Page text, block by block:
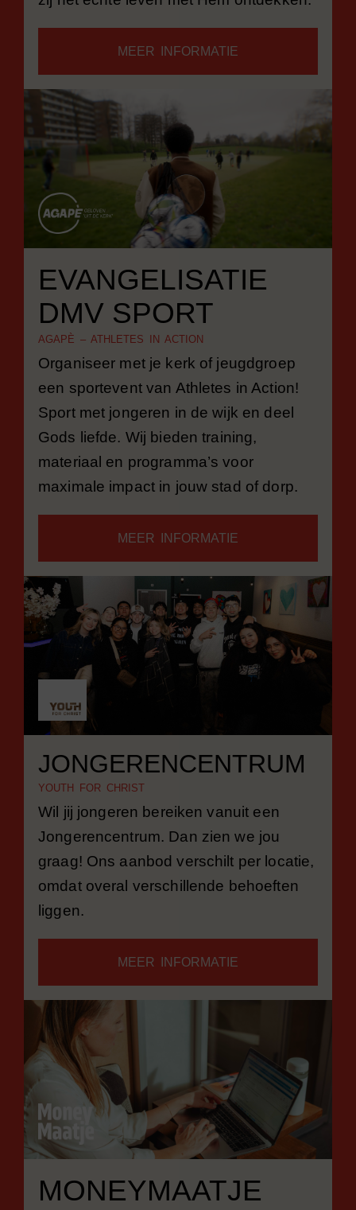
MEER INFORMATIE
EVANGELISATIE
DMV SPORT
AGAPÈ – ATHLETES IN ACTION
Organiseer met je kerk of jeugdgroep
een sportevent van Athletes in Action!
Sport met jongeren in de wijk en deel
Gods liefde. Wij bieden training,
materiaal en programma’s voor
maximale impact in jouw stad of dorp.
MEER INFORMATIE
JONGERENCENTRUM
YOUTH FOR CHRIST
Wil jij jongeren bereiken vanuit een
Jongerencentrum. Dan zien we jou
graag! Ons aanbod verschilt per locatie,
omdat overal verschillende behoeften
liggen.
MEER INFORMATIE
MONEYMAATJE